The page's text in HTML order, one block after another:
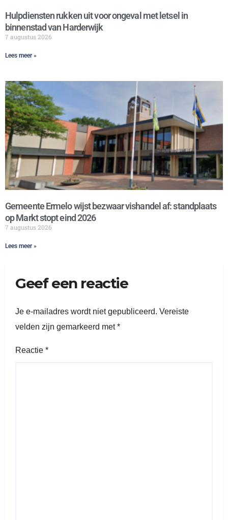
Hulpdiensten rukken uit voor ongeval met letsel in
binnenstad van Harderwijk
7 augustus 2026
Lees meer »
Gemeente Ermelo wijst bezwaar vishandel af: standplaats
op Markt stopt eind 2026
7 augustus 2026
Lees meer »
Geef een reactie
Je e-mailadres wordt niet gepubliceerd. Vereiste
velden zijn gemarkeerd met*
Reactie *